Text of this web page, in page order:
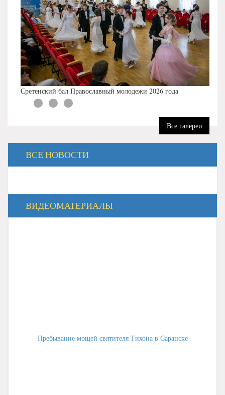
Сретенский бал Православный молодежи 2026 года
Все галереи
ВСЕ НОВОСТИ
ВИДЕОМАТЕРИАЛЫ
Пребывание мощей святителя Тихона в Саранске